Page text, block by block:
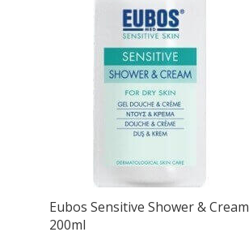
Eubos Sensitive Shower & Cream
200ml